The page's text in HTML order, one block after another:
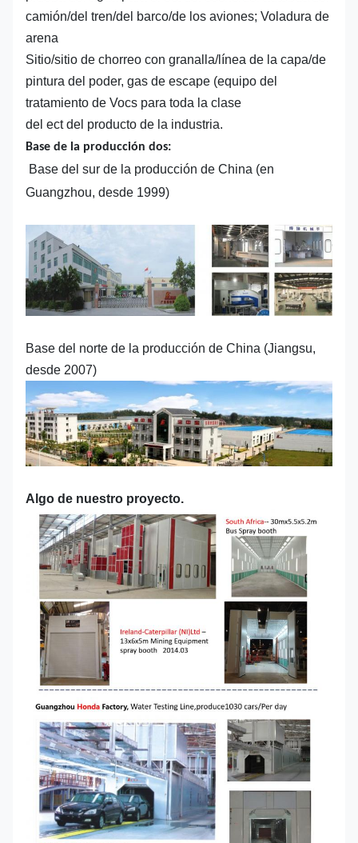
camión/del tren/del barco/de los aviones; Voladura de
arena
Sitio/sitio de chorreo con granalla/línea de la capa/de
pintura del poder, gas de escape (equipo del
tratamiento de Vocs para toda la clase
del ect del producto de la industria.
Base de la producción dos:
Base del sur de la producción de China (en
Guangzhou, desde 1999)
Base del norte de la producción de China (Jiangsu,
desde 2007)
Algo de nuestro proyecto.